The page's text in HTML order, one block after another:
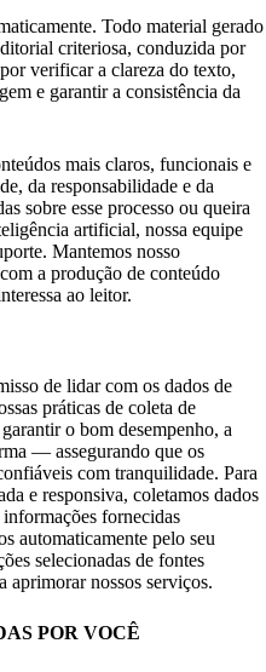
Todo material gerado
criteriosa, conduzida por
verificar a clareza do texto,
e garantir a consistência da
mais claros, funcionais e
da responsabilidade e da
sobre esse processo ou queira
artificial, nossa equipe
Mantemos nosso
a produção de conteúdo
ao leitor.
de lidar com os dados de
práticas de coleta de
o bom desempenho, a
— assegurando que os
com tranquilidade. Para
e responsiva, coletamos dados
fornecidas
automaticamente pelo seu
selecionadas de fontes
aprimorar nossos serviços.
POR VOCÊ